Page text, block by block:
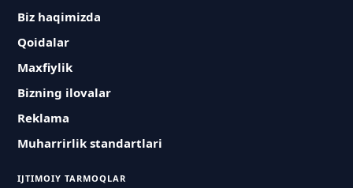
Biz haqimizda
Qoidalar
Maxfiylik
Bizning ilovalar
Reklama
Muharrirlik standartlari
IJTIMOIY TARMOQLAR